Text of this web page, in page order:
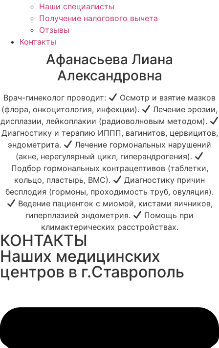
Наши специалисты
Получение налогового вычета
Отзывы
Контакты
Афанасьева Лиана
Александровна
Врач-гинеколог проводит:
Осмотр и взятие мазков
(флора, онкоцитология, инфекции).
Лечение эрозии,
дисплазии, лейкоплакии (радиоволновым методом).
Диагностику и терапию ИППП, вагинитов, цервицитов,
эндометрита.
Лечение гормональных нарушений
(акне, нерегулярный цикл, гиперандрогения).
Подбор гормональных контрацептивов (таблетки,
кольцо, пластырь, ВМС).
Диагностику причин
бесплодия (гормоны, проходимость труб, овуляция).
Ведение пациенток с миомой, кистами яичников,
гиперплазией эндометрия.
Помощь при
климактерических расстройствах.
КОНТАКТЫ
Наших медицинских
центров в г.Ставрополь